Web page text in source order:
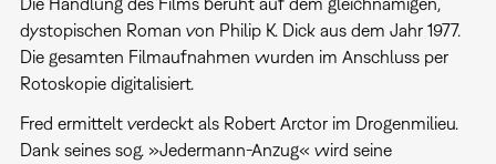
dystopischen Roman von Philip K. Dick aus dem Jahr 1977.
Die gesamten Filmaufnahmen wurden im Anschluss per
Rotoskopie digitalisiert.
Fred ermittelt verdeckt als Robert Arctor im Drogenmilieu.
Dank seines sog. »Jedermann-Anzug« wird seine